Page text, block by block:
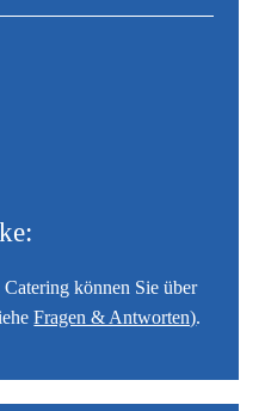
können Sie über
Fragen & Antworten).